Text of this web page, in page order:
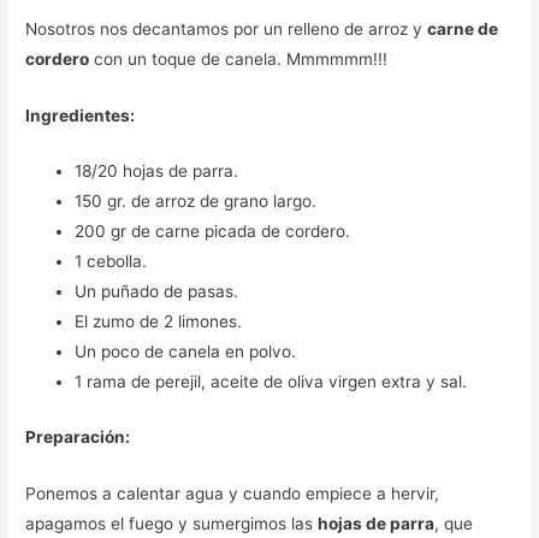
Nosotros nos decantamos por un relleno de arroz ycarne de
cordero con un toque de canela. Mmmmmm!!!
Ingredientes:
18/20 hojas de parra.
150 gr. de arroz de grano largo.
200 gr de carne picada de cordero.
1 cebolla.
Un puñado de pasas.
El zumo de 2 limones.
Un poco de canela en polvo.
1 rama de perejil, aceite de oliva virgen extra y sal.
Preparación:
Ponemos a calentar agua y cuando empiece a hervir,
apagamos el fuego y sumergimos lashojas de parra, que